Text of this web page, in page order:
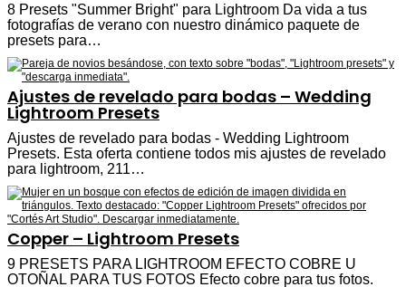
8 Presets "Summer Bright" para Lightroom Da vida a tus
fotografías de verano con nuestro dinámico paquete de
presets para…
Ajustes de revelado para bodas – Wedding
Lightroom Presets
Ajustes de revelado para bodas - Wedding Lightroom
Presets. Esta oferta contiene todos mis ajustes de revelado
para lightroom, 211…
Copper – Lightroom Presets
9 PRESETS PARA LIGHTROOM EFECTO COBRE U
OTOÑAL PARA TUS FOTOS Efecto cobre para tus fotos.